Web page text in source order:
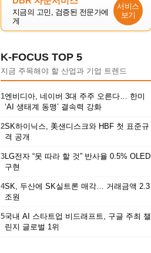
지금의 고민, 검증된 전문가에
게
서비스
보기
K-FOCUS TOP 5
지금 주목해야 할 산업과 기업 트렌드
1엔비디아, 네이버 3대 주주 오른다… 한미
‘AI 생태계 동맹’ 결속력 강화
2SK하이닉스, 美샌디스크와 HBF 첫 표준규
격 공개
3LG전자 “못 따라 할 것” 반사율 0.5% OLED
구현
4SK, 두산에 SK실트론 매각… 거래금액 2.3
조원
5국내 AI 스타트업 비드래프트, 구글 주최 챌
린지 글로벌 1위